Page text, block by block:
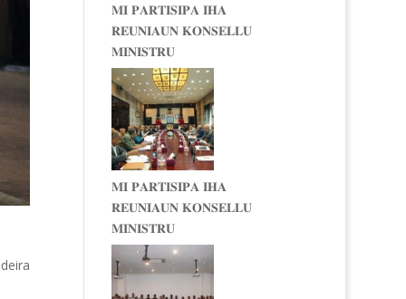
𝐌𝐈 𝐏𝐀𝐑𝐓𝐈𝐒𝐈𝐏𝐀 𝐈𝐇𝐀
𝐑𝐄𝐔𝐍𝐈𝐀𝐔𝐍 𝐊𝐎𝐍𝐒𝐄𝐋𝐋𝐔
𝐌𝐈𝐍𝐈𝐒𝐓𝐑𝐔
𝐌𝐈 𝐏𝐀𝐑𝐓𝐈𝐒𝐈𝐏𝐀 𝐈𝐇𝐀
𝐑𝐄𝐔𝐍𝐈𝐀𝐔𝐍 𝐊𝐎𝐍𝐒𝐄𝐋𝐋𝐔
𝐌𝐈𝐍𝐈𝐒𝐓𝐑𝐔